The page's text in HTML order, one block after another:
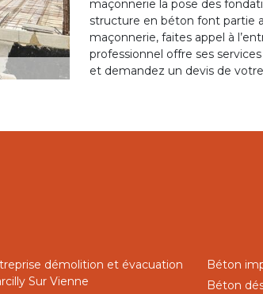
maçonnerie la pose des
structure en béton font partie
maçonnerie, faites appel à
professionnel offre ses
et demandez un devis de
démolition et évacuation
Sur Vienne
Béton
Béton